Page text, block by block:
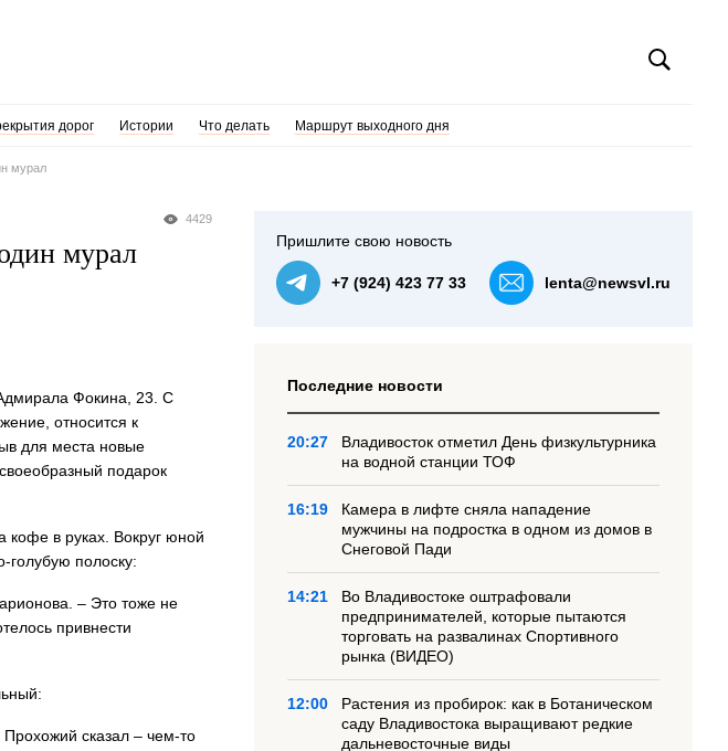
дорог Истории Что делать Маршрут выходного дня
мурал
4429
мурал
Фокина, 23. С
относится к
для места новые
подарок
в руках. Вокруг юной
полоску:
– Это тоже не
привнести
сказал – чем-то
Пришлите свою новость
+7 (924) 423 77 33 lenta@newsvl.ru
Последние новости
20:27
Владивосток отметил День физкультурника
на водной станции ТОФ
16:19
Камера в лифте сняла нападение
мужчины на подростка в одном из домов в
Снеговой Пади
14:21
Во Владивостоке оштрафовали
предпринимателей, которые пытаются
торговать на развалинах Спортивного
рынка (ВИДЕО)
12:00
Растения из пробирок: как в Ботаническом
саду Владивостока выращивают редкие
дальневосточные виды